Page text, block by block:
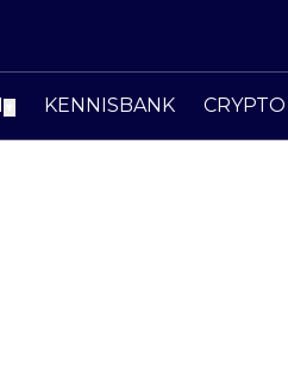
KENNISBANK